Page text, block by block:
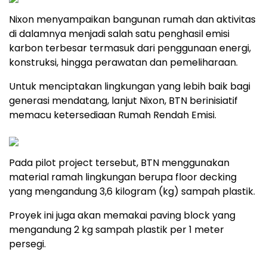
Nixon menyampaikan bangunan rumah dan aktivitas
di dalamnya menjadi salah satu penghasil emisi
karbon terbesar termasuk dari penggunaan energi,
konstruksi, hingga perawatan dan pemeliharaan.
Untuk menciptakan lingkungan yang lebih baik bagi
generasi mendatang, lanjut Nixon, BTN berinisiatif
memacu ketersediaan Rumah Rendah Emisi.
Pada pilot project tersebut, BTN menggunakan
material ramah lingkungan berupa floor decking
yang mengandung 3,6 kilogram (kg) sampah plastik.
Proyek ini juga akan memakai paving block yang
mengandung 2 kg sampah plastik per 1 meter
persegi.